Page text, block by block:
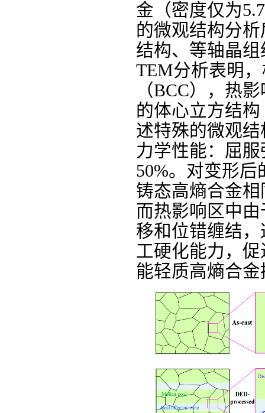
金（密度仅为
的微观结构分
结构、等轴晶
TEM分析表明
（BCC），热
的体心立方结构
述特殊的微观
力学性能：屈
50%。对变形后
铸态高熵合金
而热影响区中由
移和位错缠结
工硬化能力，
能轻质高熵合